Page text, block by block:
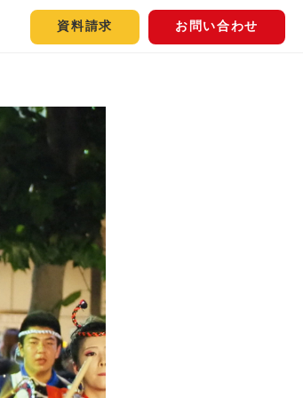
資料請求 お問い合わせ